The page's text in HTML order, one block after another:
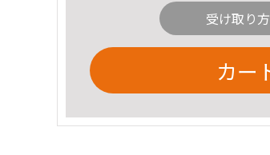
受け取り
カー